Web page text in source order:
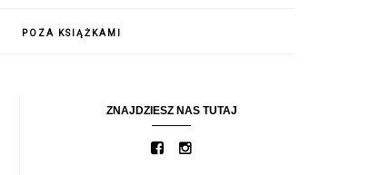
POZA KSIĄŻKAMI
ZNAJDZIESZ NAS TUTAJ